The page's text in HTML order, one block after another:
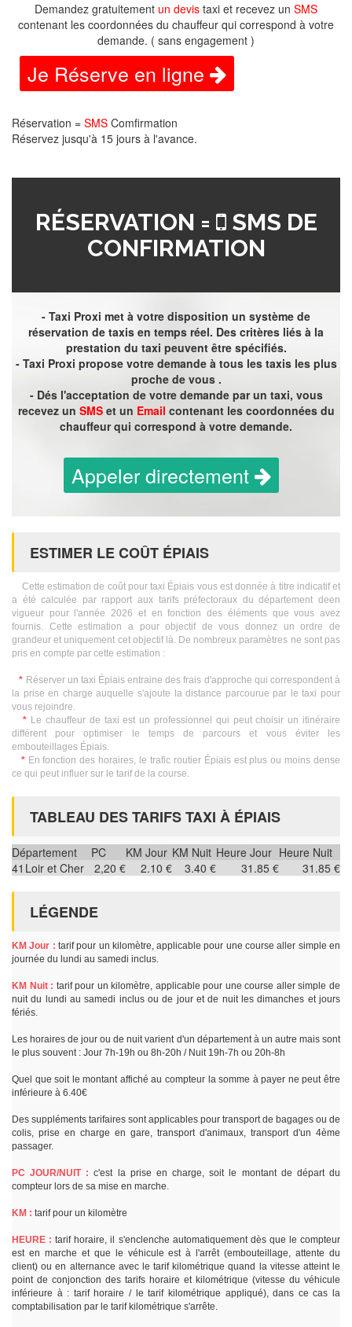
Demandez gratuitement un devis taxi et recevez un SMS
contenant les coordonnées du chauffeur qui correspond à votre
demande. ( sans engagement )
Je Réserve en ligne
Réservation = SMS Comfirmation
Réservez jusqu'à 15 jours à l'avance.
RÉSERVATION =
SMS DE
CONFIRMATION
- Taxi Proxi met à votre disposition un système de
réservation de taxis en temps réel. Des critères liés à la
prestation du taxi peuvent être spécifiés.
- Taxi Proxi propose votre demande à tous les taxis les plus
proche de vous .
- Dés l'acceptation de votre demande par un taxi, vous
recevez un SMSet un Email contenant les coordonnées du
chauffeur qui correspond à votre demande.
Appeler directement
ESTIMER LE COÛT ÉPIAIS
Cette estimation de coût pour taxi Épiais vous est donnée à titre indicatif et
a été calculée par rapport aux tarifs préfectoraux du département deen
vigueur pour l'année 2026 et en fonction des éléments que vous avez
fournis. Cette estimation a pour objectif de vous donnez un ordre de
grandeur et uniquement cet objectif là. De nombreux paramètres ne sont pas
pris en compte par cette estimation :
* Réserver un taxi Épiais entraine des frais d'approche qui correspondent à
la prise en charge auquelle s'ajoute la distance parcourue par le taxi pour
vous rejoindre.
* Le chauffeur de taxi est un professionnel qui peut choisir un itinéraire
différent pour optimiser le temps de parcours et vous éviter les
embouteillages Épiais.
*En fonction des horaires, le trafic routier Épiais est plus ou moins dense
ce qui peut influer sur le tarif de la course.
TABLEAU DES TARIFS TAXI À ÉPIAIS
Département PC KM Jour KM Nuit Heure Jour Heure Nuit
41 Loir et Cher 2,20 € 2.10 € 3.40 € 31.85 € 31.85 €
LÉGENDE
KM Jour : tarif pour un kilomètre, applicable pour une course aller simple en
journée du lundi au samedi inclus.
KM Nuit : tarif pour un kilomètre, applicable pour une course aller simple de
nuit du lundi au samedi inclus ou de jour et de nuit les dimanches et jours
fériés.
Les horaires de jour ou de nuit varient d'un département à un autre mais sont
le plus souvent : Jour 7h-19h ou 8h-20h / Nuit 19h-7h ou 20h-8h
Quel que soit le montant affiché au compteur la somme à payer ne peut être
inférieure à 6.40€
Des suppléments tarifaires sont applicables pour transport de bagages ou de
colis, prise en charge en gare, transport d'animaux, transport d'un 4ème
passager.
PC JOUR/NUIT : c'est la prise en charge, soit le montant de départ du
compteur lors de sa mise en marche.
KM : tarif pour un kilomètre
HEURE : tarif horaire, il s'enclenche automatiquement dès que le compteur
est en marche et que le véhicule est à l'arrêt (embouteillage, attente du
client) ou en alternance avec le tarif kilométrique quand la vitesse atteint le
point de conjonction des tarifs horaire et kilométrique (vitesse du véhicule
inférieure à : tarif horaire / le tarif kilométrique appliqué), dans ce cas la
comptabilisation par le tarif kilométrique s'arrête.